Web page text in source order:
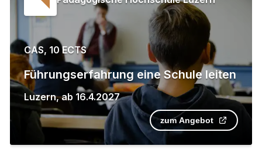
CAS, 10 ECTS
Führungserfahrung eine Schule leiten
Luzern,ab 16.4.2027
zum Angebot